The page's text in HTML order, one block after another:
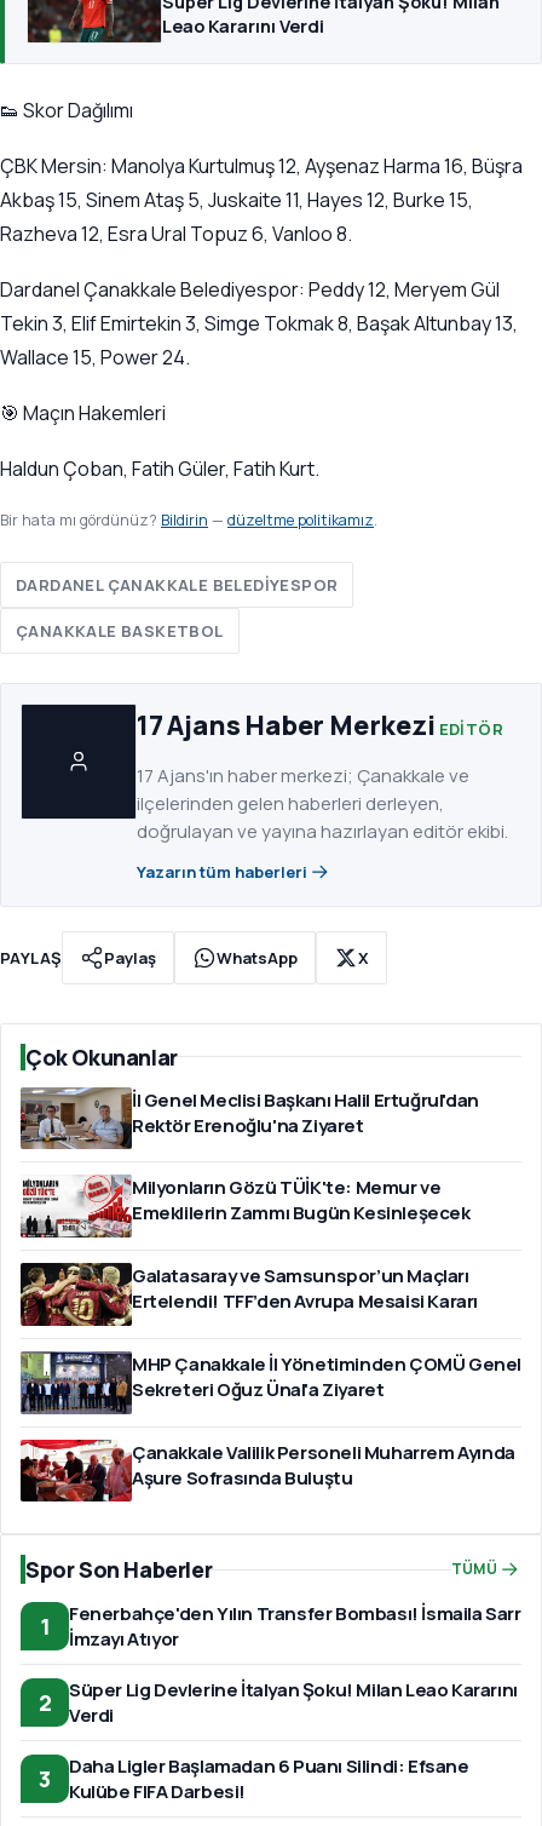
Leao Kararını Verdi
👟 Skor Dağılımı
ÇBK Mersin: Manolya Kurtulmuş 12, Ayşenaz Harma 16, Büşra
Akbaş 15, Sinem Ataş 5, Juskaite 11, Hayes 12, Burke 15,
Razheva 12, Esra Ural Topuz 6, Vanloo 8.
Dardanel Çanakkale Belediyespor: Peddy 12, Meryem Gül
Tekin 3, Elif Emirtekin 3, Simge Tokmak 8, Başak Altunbay 13,
Wallace 15, Power 24.
🎯 Maçın Hakemleri
Haldun Çoban, Fatih Güler, Fatih Kurt.
Bir hata mı gördünüz? Bildirin — düzeltme politikamız.
DARDANEL ÇANAKKALE BELEDIYESPOR
ÇANAKKALE BASKETBOL
17 Ajans Haber Merkezi EDITÖR
17 Ajans'ın haber merkezi; Çanakkale ve
ilçelerinden gelen haberleri derleyen,
doğrulayan ve yayına hazırlayan editör ekibi.
Yazarın tüm haberleri
PAYLAŞ Paylaş WhatsApp X
Çok Okunanlar
İl Genel Meclisi Başkanı Halil Ertuğrul'dan
Rektör Erenoğlu'na Ziyaret
Milyonların Gözü TÜİK'te: Memur ve
Emeklilerin Zammı Bugün Kesinleşecek
Galatasaray ve Samsunspor’un Maçları
Ertelendi! TFF’den Avrupa Mesaisi Kararı
MHP Çanakkale İl Yönetiminden ÇOMÜ Genel
Sekreteri Oğuz Ünal'a Ziyaret
Çanakkale Valilik Personeli Muharrem Ayında
Aşure Sofrasında Buluştu
Spor Son Haberler TÜMÜ
1
Fenerbahçe'den Yılın Transfer Bombası! İsmaila Sarr
İmzayı Atıyor
2
Süper Lig Devlerine İtalyan Şoku! Milan Leao Kararını
Verdi
3
Daha Ligler Başlamadan 6 Puanı Silindi: Efsane
Kulübe FIFA Darbesi!